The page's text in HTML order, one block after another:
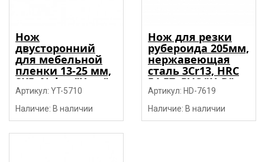
Нож
двусторонний
для мебельной
пленки 13-25 мм,
SK5, Nylon "Yato"
Артикул: YT-5710
Наличие: В наличии
Нож для резки
рубероида 205мм,
нержавеющая
сталь 3Cr13, HRC
54-57, PVC "H-D"
Артикул: HD-7619
Наличие: В наличии